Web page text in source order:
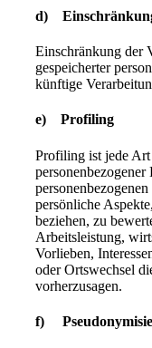
d)
Einschränkung der
gespeicherter
künftige
e) Profiling
Profiling ist jede Art
personenbezogener
persönliche
beziehen, zu
Arbeitsleistung,
Vorlieben,
oder Ortswechsel
vorherzusagen.
f)